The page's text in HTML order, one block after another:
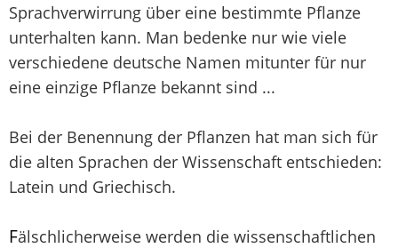
Sprachverwirrung über eine bestimmte Pflanze
unterhalten kann. Man bedenke nur wie viele
verschiedene deutsche Namen mitunter für nur
eine einzige Pflanze bekannt sind ...
Bei der Benennung der Pflanzen hat man sich für
die alten Sprachen der Wissenschaft entschieden:
Latein und Griechisch.
Fälschlicherweise werden die wissenschaftlichen